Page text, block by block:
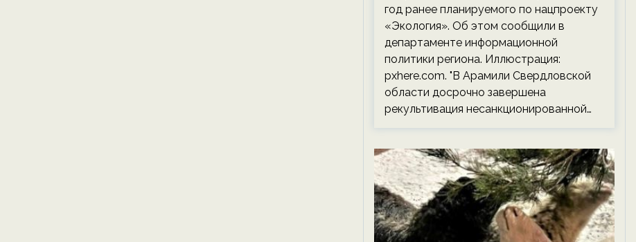
год ранее планируемого по нацпроекту
«Экология». Об этом сообщили в
департаменте информационной
политики региона. Иллюстрация:
pxhere.com. "В Арамили Свердловской
области досрочно завершена
рекультивация несанкционированной…